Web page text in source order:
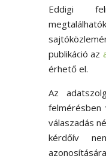
Eddigi
publikáció az
érhető el.
Az
felmérésben
válaszadás
kérdőív